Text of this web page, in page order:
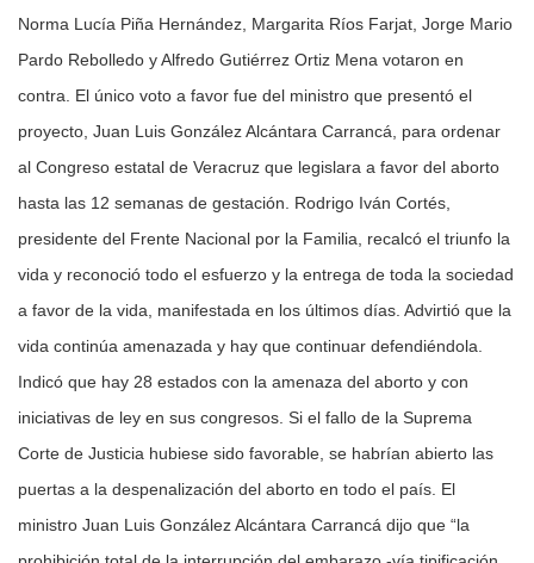
Norma Lucía Piña Hernández, Margarita Ríos Farjat, Jorge Mario
Pardo Rebolledo y Alfredo Gutiérrez Ortiz Mena votaron en
contra. El único voto a favor fue del ministro que presentó el
proyecto, Juan Luis González Alcántara Carrancá, para ordenar
al Congreso estatal de Veracruz que legislara a favor del aborto
hasta las 12 semanas de gestación. Rodrigo Iván Cortés,
presidente del Frente Nacional por la Familia, recalcó el triunfo la
vida y reconoció todo el esfuerzo y la entrega de toda la sociedad
a favor de la vida, manifestada en los últimos días. Advirtió que la
vida continúa amenazada y hay que continuar defendiéndola.
Indicó que hay 28 estados con la amenaza del aborto y con
iniciativas de ley en sus congresos. Si el fallo de la Suprema
Corte de Justicia hubiese sido favorable, se habrían abierto las
puertas a la despenalización del aborto en todo el país. El
ministro Juan Luis González Alcántara Carrancá dijo que “la